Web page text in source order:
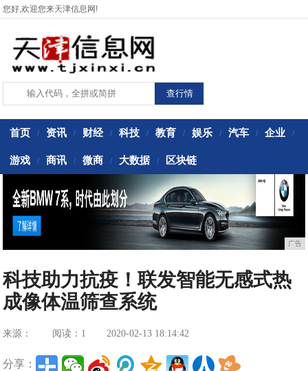
您好,欢迎您来天津信息网!
首页 / 资讯 / 财经 / 科技 / 教育 / 娱乐 / 汽车 / 企业 /
游戏 / 商讯 / 微商 / 大数据 / 区块链
广告
科技助力抗疫！联发智能无感式热
成像体温筛查系统
来源： 阅读：1 2020-02-13 18:14:42
分享：